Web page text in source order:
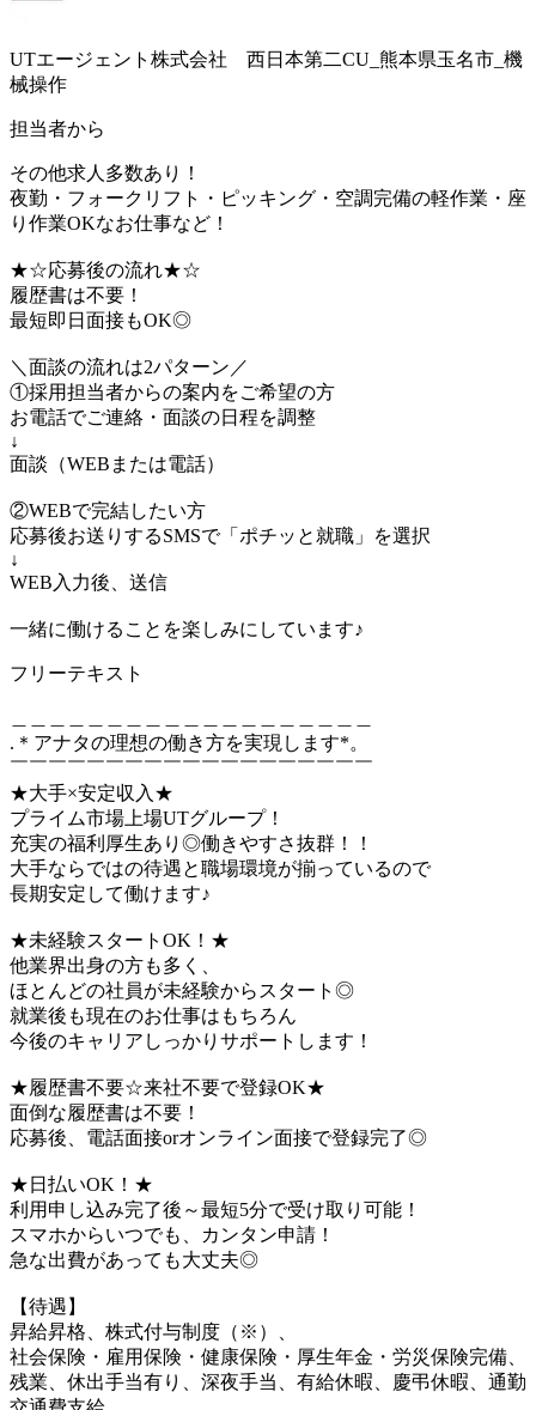
UTエージェント株式会社 西日本第二CU_熊本県玉名市_機
械操作
担当者から
その他求人多数あり！
夜勤・フォークリフト・ピッキング・空調完備の軽作業・座
り作業OKなお仕事など！
★☆応募後の流れ★☆
履歴書は不要！
最短即日面接もOK◎
＼面談の流れは2パターン／
①採用担当者からの案内をご希望の方
お電話でご連絡・面談の日程を調整
↓
面談（WEBまたは電話）
②WEBで完結したい方
応募後お送りするSMSで「ポチッと就職」を選択
↓
WEB入力後、送信
一緒に働けることを楽しみにしています♪
フリーテキスト
.＊アナタの理想の働き方を実現します*。
￣￣￣￣￣￣￣￣￣￣￣￣￣￣￣￣￣￣￣
★大手×安定収入★
プライム市場上場UTグループ！
充実の福利厚生あり◎働きやすさ抜群！！
大手ならではの待遇と職場環境が揃っているので
長期安定して働けます♪
★未経験スタートOK！★
他業界出身の方も多く、
ほとんどの社員が未経験からスタート◎
就業後も現在のお仕事はもちろん
今後のキャリアしっかりサポートします！
★履歴書不要☆来社不要で登録OK★
面倒な履歴書は不要！
応募後、電話面接orオンライン面接で登録完了◎
★日払いOK！★
利用申し込み完了後～最短5分で受け取り可能！
スマホからいつでも、カンタン申請！
急な出費があっても大丈夫◎
【待遇】
昇給昇格、株式付与制度（※）、
社会保険・雇用保険・健康保険・厚生年金・労災保険完備、
残業、休出手当有り、深夜手当、有給休暇、慶弔休暇、通勤